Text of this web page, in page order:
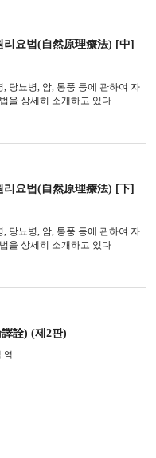
리요법(自然原理療法) [中]
, 당뇨병, 암, 통풍 등에 관하여 자
을 상세히 소개하고 있다
리요법(自然原理療法) [下]
, 당뇨병, 암, 통풍 등에 관하여 자
을 상세히 소개하고 있다
詮) (제2판)
역